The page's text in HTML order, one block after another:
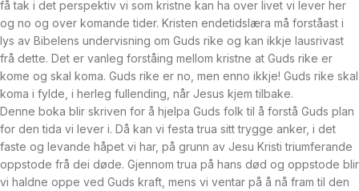
få tak i det perspektiv vi som kristne kan ha over livet vi lever her
og no og over komande tider. Kristen endetidslæra må forståast i
lys av Bibelens undervisning om Guds rike og kan ikkje lausrivast
frå dette. Det er vanleg forståing mellom kristne at Guds rike er
kome og skal koma. Guds rike er no, men enno ikkje! Guds rike skal
koma i fylde, i herleg fullending, når Jesus kjem tilbake.
Denne boka blir skriven for å hjelpa Guds folk til å forstå Guds plan
for den tida vi lever i. Då kan vi festa trua sitt trygge anker, i det
faste og levande håpet vi har, på grunn av Jesu Kristi triumferande
oppstode frå dei døde. Gjennom trua på hans død og oppstode blir
vi haldne oppe ved Guds kraft, mens vi ventar på å nå fram til den